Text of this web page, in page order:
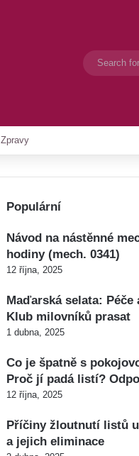
Switch skin
Zpravy
Populární
Návod na nástěnné
hodiny (mech. 0341)
12 října, 2025
Maďarská selata: Péče
Klub milovníků prasat
1 dubna, 2025
Co je špatně s
Proč jí padá listí?
12 října, 2025
Příčiny žloutnutí listů
a jejich eliminace